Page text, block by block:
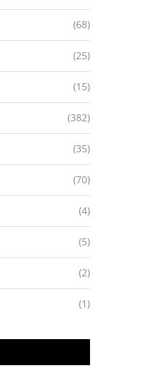
(68)
(25)
(15)
(382)
(35)
(70)
(4)
(5)
(2)
(1)